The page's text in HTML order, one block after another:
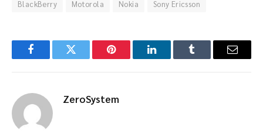
BlackBerry Motorola Nokia Sony Ericsson
FacebookTwitter Pinterest LinkedInTumblr Email
ZeroSystem